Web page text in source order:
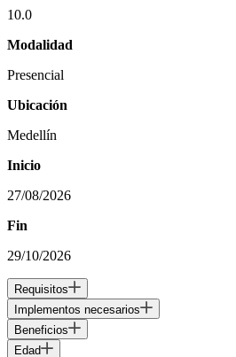
10.0
Modalidad
Presencial
Ubicación
Medellín
Inicio
27/08/2026
Fin
29/10/2026
Requisitos
Implementos necesarios
Beneficios
Edad